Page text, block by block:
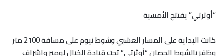
“أوثرتي” يفتتح الأمسية
كانت البداية على المسار العشبي وشوط نيوم على مسافة 2100 متر
وظفر بالشوط الحصان “أوثرتي” تحت قيادة الخيال لومير وإشراف